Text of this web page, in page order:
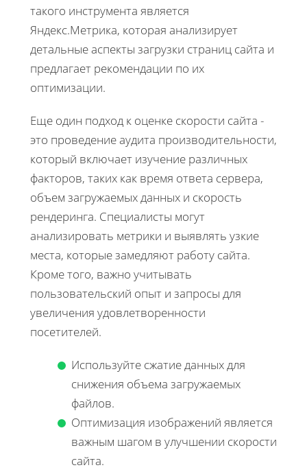
такого инструмента является
Яндекс.Метрика, которая анализирует
детальные аспекты загрузки страниц сайта и
предлагает рекомендации по их
оптимизации.
Еще один подход к оценке скорости сайта -
это проведение аудита производительности,
который включает изучение различных
факторов, таких как время ответа сервера,
объем загружаемых данных и скорость
рендеринга. Специалисты могут
анализировать метрики и выявлять узкие
места, которые замедляют работу сайта.
Кроме того, важно учитывать
пользовательский опыт и запросы для
увеличения удовлетворенности
посетителей.
Используйте сжатие данных для
снижения объема загружаемых
файлов.
Оптимизация изображений является
важным шагом в улучшении скорости
сайта.